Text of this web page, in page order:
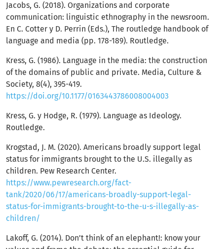
Jacobs, G. (2018). Organizations and corporate
communication: linguistic ethnography in the newsroom.
En C. Cotter y D. Perrin (Eds.), The routledge handbook of
language and media (pp. 178-189). Routledge.
Kress, G. (1986). Language in the media: the construction
of the domains of public and private. Media, Culture &
Society, 8(4), 395-419.
https://doi.org/10.1177/0163443786008004003
Kress, G. y Hodge, R. (1979). Language as Ideology.
Routledge.
Krogstad, J. M. (2020). Americans broadly support legal
status for immigrants brought to the U.S. illegally as
children. Pew Research Center.
https://www.pewresearch.org/fact-
tank/2020/06/17/americans-broadly-support-legal-
status-for-immigrants-brought-to-the-u-s-illegally-as-
children/
Lakoff, G. (2014). Don’t think of an elephant!: know your